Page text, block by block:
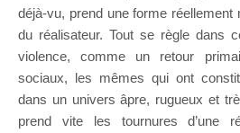
déjà-vu, prend une forme réellement
du réalisateur. Tout se règle dans
violence, comme un retour
sociaux, les mêmes qui ont
dans un univers âpre, rugueux et
prend vite les tournures d’une